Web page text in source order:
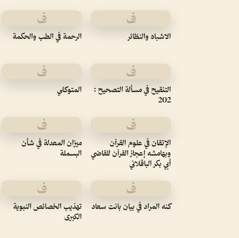
ف
الاشباه والنظائر
ف
الرحمة في الطب والحكمة
ف
التنقيح في مسألة التصحيح :
202
ف
المتوكلي
ف
الإتقان في علوم القرآن
وبهامشه إعجاز القرآن للقاضي
أبي بكر الباقلاني
ف
ميزان المعدلة في شأن
البسملة
ف
كنه المراد في بيان بانت سعاد
ف
تهذيب الخصائص النبوية
الكبرى